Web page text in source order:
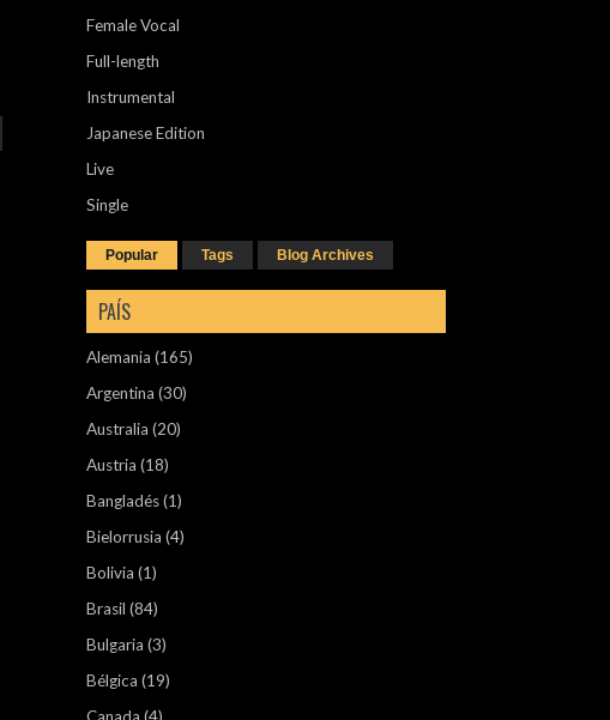
Female Vocal
Full-length
Instrumental
Japanese Edition
Live
Single
Popular Tags Blog Archives
PAÍS
Alemania (165)
Argentina (30)
Australia (20)
Austria (18)
Bangladés(1)
Bielorrusia (4)
Bolivia (1)
Brasil (84)
Bulgaria (3)
Bélgica (19)